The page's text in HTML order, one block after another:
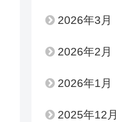
2026年3月
2026年2月
2026年1月
2025年12月